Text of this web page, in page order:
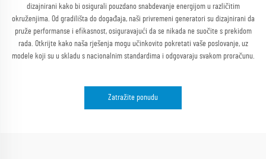
dizajnirani kako bi osigurali pouzdano snabdevanje energijom u različitim
okruženjima. Od gradilišta do događaja, naši privremeni generatori su dizajnirani da
pruže performanse i efikasnost, osiguravajući da se nikada ne suočite s prekidom
rada. Otkrijte kako naša rješenja mogu učinkovito pokretati vaše poslovanje, uz
modele koji su u skladu s nacionalnim standardima i odgovaraju svakom proračunu.
Zatražite ponudu